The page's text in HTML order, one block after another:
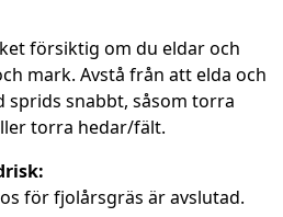
försiktig om du eldar och
mark. Avstå från att elda och
snabbt, såsom torra
torra hedar/fält.
för fjolårsgräs är avslutad.